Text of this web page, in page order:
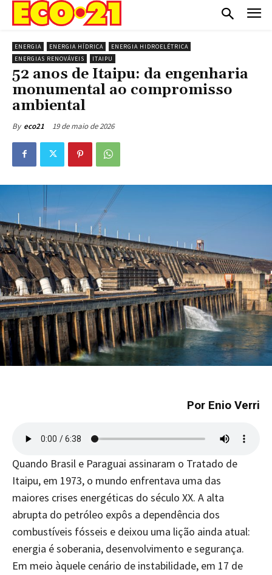
ENERGIA ENERGIA HÍDRICA
ENERGIA HIDROELÉTRICA
ENERGIAS RENOVÁVEIS
ITAIPU
52 anos de Itaipu: da engenharia
monumental ao compromisso
ambiental
By eco21 19 de maio de 2026
Por Enio Verri
Quando Brasil e Paraguai assinaram o Tratado de
Itaipu, em 1973, o mundo enfrentava uma das
maiores crises energéticas do século XX. A alta
abrupta do petróleo expôs a dependência dos
combustíveis fósseis e deixou uma lição ainda atual:
energia é soberania, desenvolvimento e segurança.
Em meio àquele cenário de instabilidade, em 17 de